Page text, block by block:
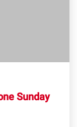
Sunday